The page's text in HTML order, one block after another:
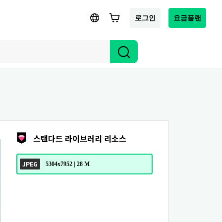
로그인 요금플랜
스탠다드 라이브러리 리소스
JPEG 5304x7952 | 28 M